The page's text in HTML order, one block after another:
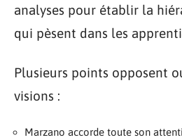
analyses pour établir la
qui pèsent dans les
Plusieurs points opposent
visions :
Marzano accorde toute son